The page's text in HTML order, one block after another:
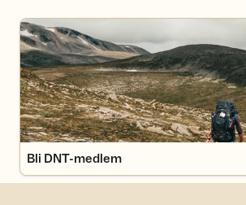
Bli DNT-medlem
Bli DNT-medlem